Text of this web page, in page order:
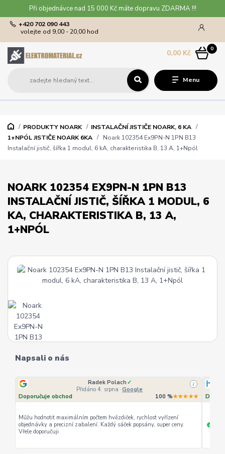
Při objednávce nad 15 000 Kč máte dopravu ZDARMA !!!
Menu
+420 702 090 443
volejte od 9,00 - 20,00 hod
0
0,00 Kč
PRODUKTY NOARK
INSTALAČNÍ JISTIČE NOARK, 6 KA
1+NPÓL JISTIČE NOARK 6KA
Noark 102354 Ex9PN-N 1PN B13
Instalační jistič, šířka 1 modul, 6 kA, charakteristika B, 13 A, 1+Npól
NOARK 102354 EX9PN-N 1PN B13
INSTALAČNÍ JISTIČ, ŠÍŘKA 1 MODUL, 6
KA, CHARAKTERISTIKA B, 13 A,
1+NPÓL
Napsali o nás
Radek Polach ✓
Přidáno 4. srpna · Google
i
Doporučuje obchod 100 %★★★★★
Můžu hodnotit maximálním počtem hvězdiček, rychlost vyřízení
objednávky a precizní zabalení. Každý sáček popsány, super ceny.
Vřele doporučuji
+